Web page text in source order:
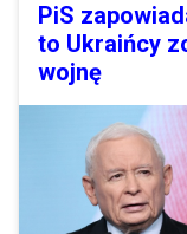
PiS
to Ukraińcy
wojnę